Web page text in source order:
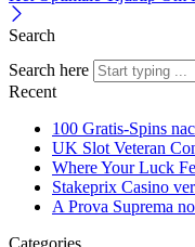
Search
Search here
Recent
100 Gratis-Spins
UK Slot Veteran
Where Your Luck
Stakeprix Casino
A Prova Suprema